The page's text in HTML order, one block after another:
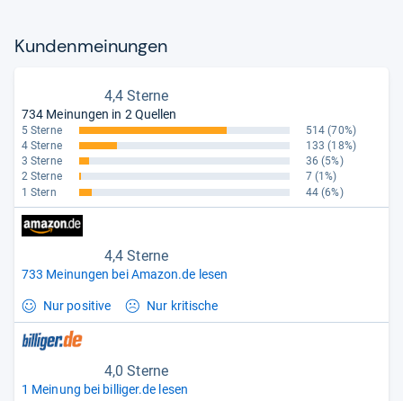
Kun­den­mei­nun­gen
4,4 Sterne
734 Meinungen in 2 Quellen
5 Sterne 514 (70%)
4 Sterne
133 (18%)
3 Sterne
36 (5%)
2 Sterne
7 (1%)
1 Stern
44 (6%)
4,4 Sterne
733 Meinungen bei Amazon.de lesen
Nur positive Nur kritische
4,0 Sterne
1 Meinung bei billiger.de lesen